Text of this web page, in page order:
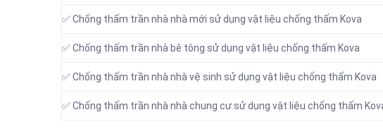
✅ Chống thấm trần nhà nhà mới sử dụng vật liệu chống thấm Kova
✅ Chống thấm trần nhà bê tông sử dụng vật liệu chống thấm Kova
✅ Chống thấm trần nhà nhà vệ sinh sử dụng vật liệu chống thấm Kova
✅ Chống thấm trần nhà nhà chung cư sử dụng vật liệu chống thấm